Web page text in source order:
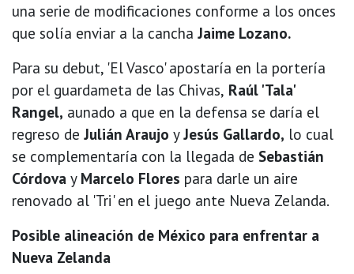
una serie de modificaciones conforme a los onces
que solía enviar a la cancha Jaime Lozano.
Para su debut, 'El Vasco' apostaría en la portería
por el guardameta de las Chivas, Raúl 'Tala'
Rangel, aunado a que en la defensa se daría el
regreso de Julián Araujo yJesús Gallardo, lo cual
se complementaría con la llegada de Sebastián
Córdova y Marcelo Flores para darle un aire
renovado al 'Tri' en el juego ante Nueva Zelanda.
Posible alineación de México para enfrentar a
Nueva Zelanda